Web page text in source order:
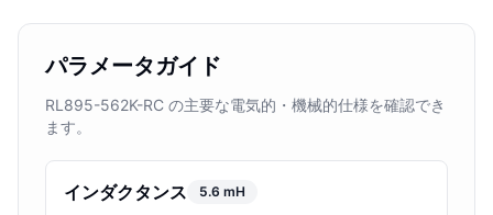
パラメータガイド
RL895-562K-RC の主要な電気的・機械的仕様を確認でき
ます。
インダクタンス 5.6 mH